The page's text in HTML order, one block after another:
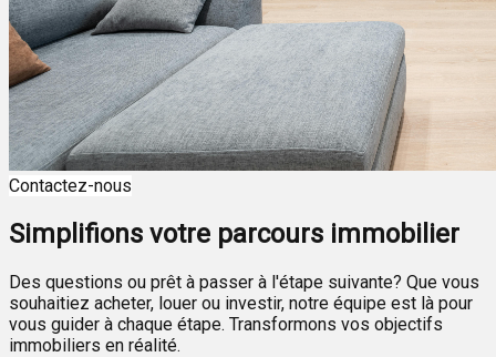
Contactez-nous
Simplifions votre parcours immobilier
Des questions ou prêt à passer à l'étape suivante? Que vous
souhaitiez acheter, louer ou investir, notre équipe est là pour
vous guider à chaque étape. Transformons vos objectifs
immobiliers en réalité.